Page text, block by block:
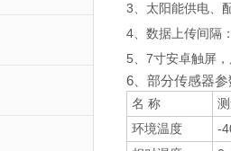
3、太阳能供电、
4、数据上传间隔
5、7寸安卓触屏
6、部分传感器
名 称
环境温度
-